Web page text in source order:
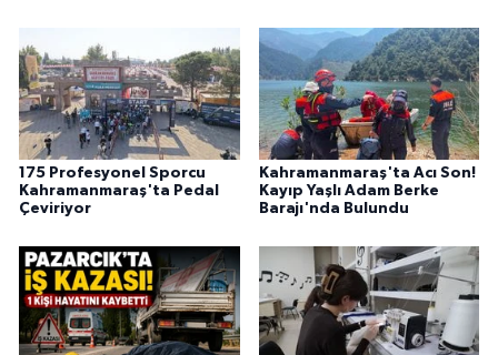
175 Profesyonel Sporcu
Kahramanmaraş'ta Pedal
Çeviriyor
Kahramanmaraş'ta Acı Son!
Kayıp Yaşlı Adam Berke
Barajı'nda Bulundu
Genel
Politika
YEREL
BİLİM TEKNOLOJİ
ASAYİŞ